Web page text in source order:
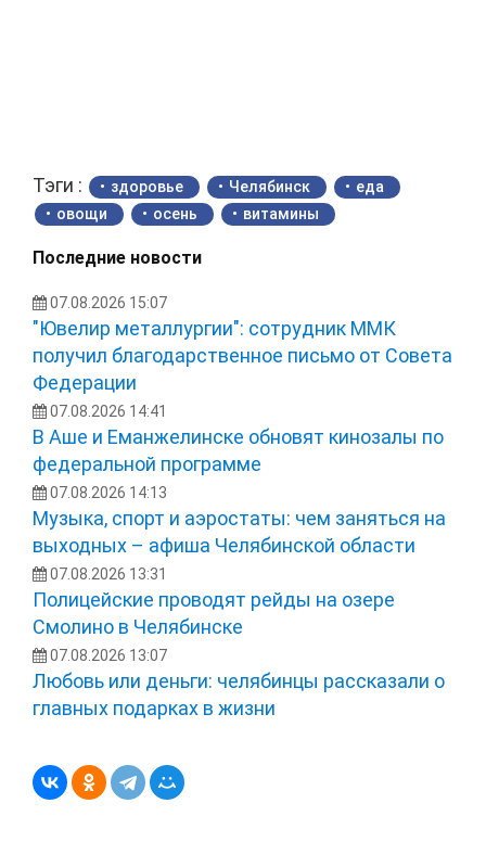
Тэги : здоровье Челябинск
еда
овощи
осень витамины
Последние новости
07.08.2026 15:07
"Ювелир металлургии": сотрудник ММК
получил благодарственное письмо от Совета
Федерации
07.08.2026 14:41
В Аше и Еманжелинске обновят кинозалы по
федеральной программе
07.08.2026 14:13
Музыка, спорт и аэростаты: чем заняться на
выходных – афиша Челябинской области
07.08.2026 13:31
Полицейские проводят рейды на озере
Смолино в Челябинске
07.08.2026 13:07
Любовь или деньги: челябинцы рассказали о
главных подарках в жизни